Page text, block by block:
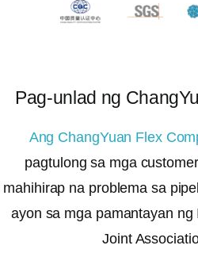
Pag-unlad ng
Ang ChangYuan Flex
pagtulong sa mga
mahihirap na problema sa
ayon sa mga pamantayan
Joint